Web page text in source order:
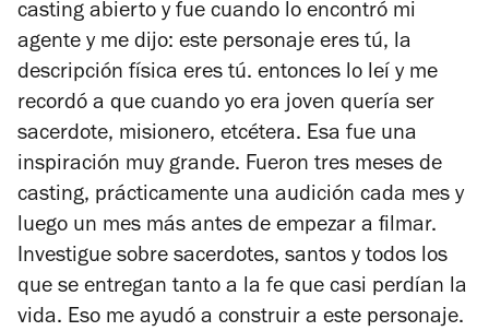
casting abierto y fue cuando lo encontró mi
agente y me dijo: este personaje eres tú, la
descripción física eres tú. entonces lo leí y me
recordó a que cuando yo era joven quería ser
sacerdote, misionero, etcétera. Esa fue una
inspiración muy grande. Fueron tres meses de
casting, prácticamente una audición cada mes y
luego un mes más antes de empezar a filmar.
Investigue sobre sacerdotes, santos y todos los
que se entregan tanto a la fe que casi perdían la
vida. Eso me ayudó a construir a este personaje.